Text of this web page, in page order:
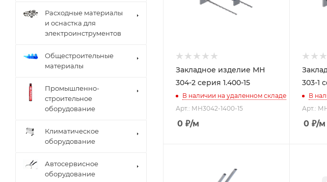
Закладное изделие МН
304-2 серия 1.400-15
В наличии на удаленном складе
Арт.: МН3042-1400-15
0 ₽/м
303-1
В
Арт.:
0 ₽/м
Расходные материалы
и оснастка для
электроинструментов
Общестроительные
материалы
Промышленно-
строительное
оборудование
Климатическое
оборудование
Автосервисное
оборудование